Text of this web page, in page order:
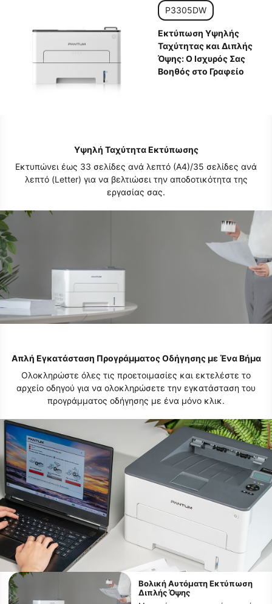
P3305DW
Εκτύπωση Υψηλής
Ταχύτητας και Διπλής
Όψης: Ο Ισχυρός Σας
Βοηθός στο Γραφείο
Υψηλή Ταχύτητα Εκτύπωσης
Εκτυπώνει έως 33 σελίδες ανά λεπτό (Α4)/35 σελίδες ανά
λεπτό (Letter) για να βελτιώσει την αποδοτικότητα της
εργασίας σας.
Απλή Εγκατάσταση Προγράμματος Οδήγησης με Ένα Βήμα
Ολοκληρώστε όλες τις προετοιμασίες και εκτελέστε το
αρχείο οδηγού για να ολοκληρώσετε την εγκατάσταση του
προγράμματος οδήγησης με ένα μόνο κλικ.
Βολική Αυτόματη Εκτύπωση
Διπλής Όψης